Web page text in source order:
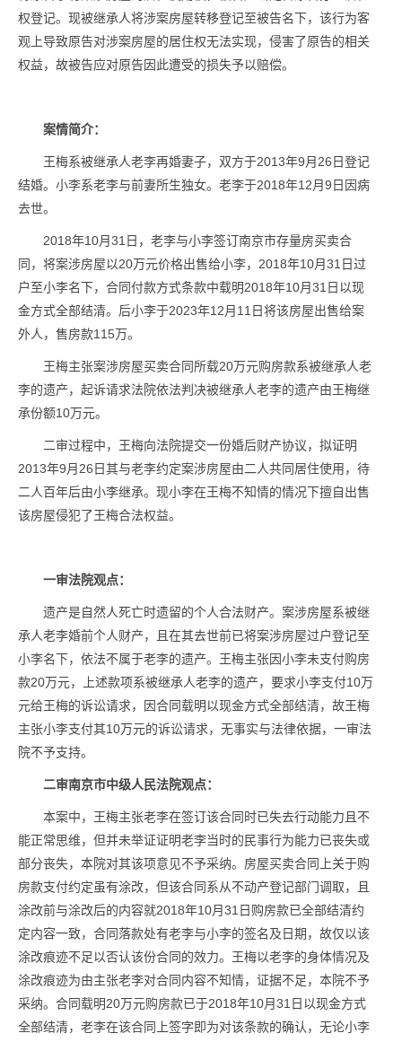
权登记。现被继承人将涉案房屋转移登记至被告名下，该行为客
观上导致原告对涉案房屋的居住权无法实现，侵害了原告的相关
权益，故被告应对原告因此遭受的损失予以赔偿。
案情简介：
王梅系被继承人老李再婚妻子，双方于2013年9月26日登记
结婚。小李系老李与前妻所生独女。老李于2018年12月9日因病
去世。
2018年10月31日，老李与小李签订南京市存量房买卖合
同，将案涉房屋以20万元价格出售给小李，2018年10月31日过
户至小李名下，合同付款方式条款中载明2018年10月31日以现
金方式全部结清。后小李于2023年12月11日将该房屋出售给案
外人，售房款115万。
王梅主张案涉房屋买卖合同所载20万元购房款系被继承人老
李的遗产，起诉请求法院依法判决被继承人老李的遗产由王梅继
承份额10万元。
二审过程中，王梅向法院提交一份婚后财产协议，拟证明
2013年9月26日其与老李约定案涉房屋由二人共同居住使用，待
二人百年后由小李继承。现小李在王梅不知情的情况下擅自出售
该房屋侵犯了王梅合法权益。
一审法院观点：
遗产是自然人死亡时遗留的个人合法财产。案涉房屋系被继
承人老李婚前个人财产，且在其去世前已将案涉房屋过户登记至
小李名下，依法不属于老李的遗产。王梅主张因小李未支付购房
款20万元，上述款项系被继承人老李的遗产，要求小李支付10万
元给王梅的诉讼请求，因合同载明以现金方式全部结清，故王梅
主张小李支付其10万元的诉讼请求，无事实与法律依据，一审法
院不予支持。
二审南京市中级人民法院观点：
本案中，王梅主张老李在签订该合同时已失去行动能力且不
能正常思维，但并未举证证明老李当时的民事行为能力已丧失或
部分丧失，本院对其该项意见不予采纳。房屋买卖合同上关于购
房款支付约定虽有涂改，但该合同系从不动产登记部门调取，且
涂改前与涂改后的内容就2018年10月31日购房款已全部结清约
定内容一致，合同落款处有老李与小李的签名及日期，故仅以该
涂改痕迹不足以否认该份合同的效力。王梅以老李的身体情况及
涂改痕迹为由主张老李对合同内容不知情，证据不足，本院不予
采纳。合同载明20万元购房款已于2018年10月31日以现金方式
全部结清，老李在该合同上签字即为对该条款的确认，无论小李